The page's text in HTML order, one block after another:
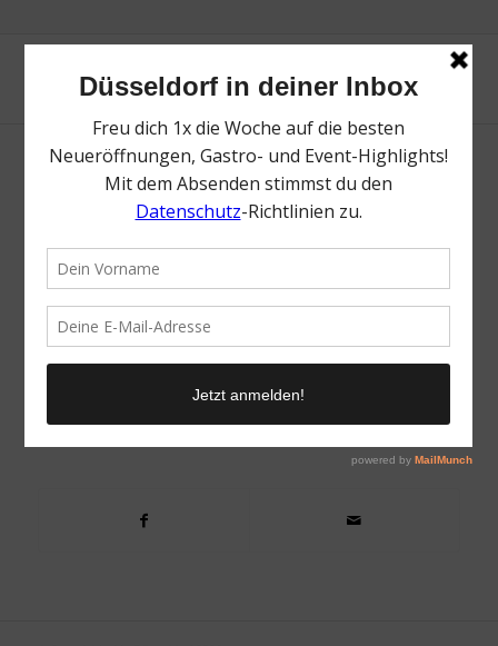
Grindhouse_website2019-5
24. Mai 2023 /